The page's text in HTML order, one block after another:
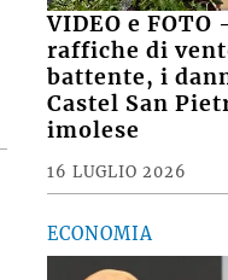
VIDEO e
raffiche di
battente, i
Castel San
imolese
16 LUGLIO 2026
ECONOMIA